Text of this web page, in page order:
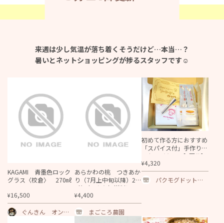
来週は少し気温が落ち着くそうだけど…本当…？
暑いとネットショッピングが捗るスタッフです☺
KAGAMI 青墨色ロック
グラス〈校倉〉 270㎖
¥16,500
ぐんきん オンラ
あらかわの桃 つきあか
り（7月上中旬以降）2k
g箱（訳あり）送料込
み！数量限定！
¥4,400
まごころ農園
初めて作る方におすすめ
「スパイス付」手作りソ
ーセージキット[2回分]
（天然羊腸２袋・スパイ
ス２袋・口金・絞り袋・
作り方解説書）
¥4,320
パクモグドットコ